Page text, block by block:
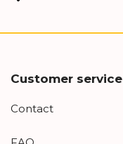
Customer service
Contact